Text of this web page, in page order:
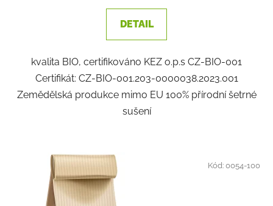
1,0
z
hvězdiček.
DETAIL
kvalita BIO, certifikováno KEZ o.p.s CZ-BIO-001
Certifikát: CZ-BIO-001.203-0000038.2023.001
Zemědělská produkce mimo EU 100% přírodní šetrné
sušení
Kód:0054-100